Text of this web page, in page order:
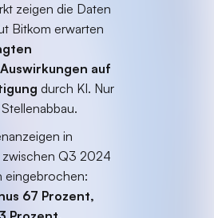
zeigen die Daten
Bitkom erwarten
auf
durch KI. Nur
in
Q3 2024
eingebrochen:
67 Prozent,